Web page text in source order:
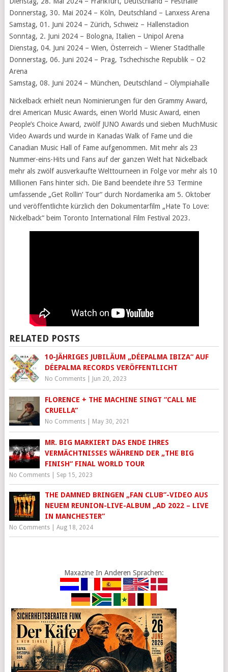
Donnerstag, 30. Mai 2024 – Köln, Deutschland – Lanxess Arena
Samstag, 01. Juni 2024 – Zürich, Schweiz – Hallenstadion
Sonntag, 2. Juni 2024 – Bologna, Italien – Unipol Arena
Dienstag, 04. Juni 2024 – Wien, Österreich – Wiener Stadthalle
Donnerstag, 06. Juni 2024 – Prag, Tschechische Republik – O2
Arena
Samstag, 08. Juni 2024 – München, Deutschland – Olympiahalle
Nickelback erhielt neun Nominierungen für den Grammy Award,
drei American Music Awards, einen World Music Award, einen
People’s Choice Award, zwölf JUNO Awards und sieben MuchMusic
Video Awards und wurde in Kanadas Walk of Fame und die
Canadian Music Hall of Fame aufgenommen. Mit mehr als 23
Nummer-eins-Hits und Fans auf der ganzen Welt hat Nickelback
mehr als zwölf ausverkaufte Welttourneen in Folge vor mehr als 10
Millionen Fans hinter sich. Die Band beendete ihre 53 Termine
umfassende „Get Rollin‘ Tour“ durch Nordamerika am 5. Oktober
und veröffentlichte kürzlich den Dokumentarfilm „Hate To Love:
Nickelback“ beim Toronto International Film Festival 2023.
RELATED POSTS
10-JÄHRIGES JUBILÄUM „DÉEPALMA IBIZA“ AUF
DÉEPALMA RECORDS VERÖFFENTLICHT
No Comments| Jun 20, 2023
FLORENCE + THE MACHINE SINGT “CALL ME
CRUELLA”
No Comments| May 30, 2021
MR. BIG MARKIERT DAS ENDE IHRES
VERMÄCHTNISSES WÄHREND DER „THE BIG
FINISH“ FINAL WORLD TOUR
No Comments| Sep 15, 2023
THE DAMNED BRINGEN „FAN CLUB”-VIDEO AUS
NEUEM REUNION-LIVE-ALBUM „AD 2022 – LIVE
IN MANCHESTER”
No Comments| Aug 18, 2024
Maxazine In Anderen Sprachen: